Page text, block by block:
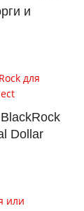
и
Dollar